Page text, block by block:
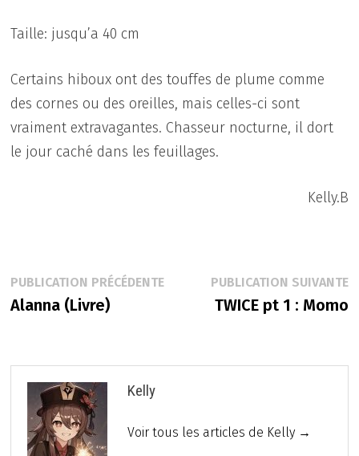
Taille: jusqu’a 40 cm
Certains hiboux ont des touffes de plume comme
des cornes ou des oreilles, mais celles-ci sont
vraiment extravagantes. Chasseur nocturne, il dort
le jour caché dans les feuillages.
Kelly.B
Navigation
de
PUBLICATION PRÉCÉDENTEPublication
précédente :
Alanna (Livre)
PUBLICATION SUIVANTE
TWICE pt 1 : Momo
Kelly
Voir tous les articles de Kelly →